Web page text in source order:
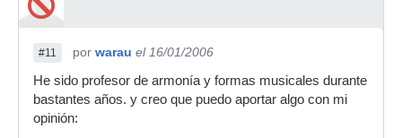
#11 por warau el 16/01/2006
He sido profesor de armonía y formas musicales durante
bastantes años. y creo que puedo aportar algo con mi
opinión: